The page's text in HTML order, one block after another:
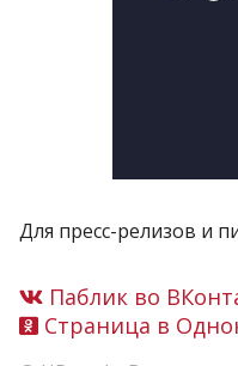
Для пресс-релизов и
Паблик во
Страница в